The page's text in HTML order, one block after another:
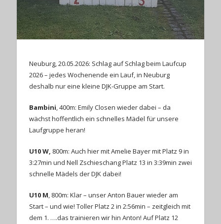
Neuburg, 20.05.2026: Schlag auf Schlag beim Laufcup
2026 – jedes Wochenende ein Lauf, in Neuburg
deshalb nur eine kleine DJK-Gruppe am Start.
Bambini, 400m: Emily Closen wieder dabei – da
wächst hoffentlich ein schnelles Mädel für unsere
Laufgruppe heran!
U10 W, 800m: Auch hier mit Amelie Bayer mit Platz 9 in
3:27min und Nell Zschieschang Platz 13 in 3:39min zwei
schnelle Mädels der DJK dabei!
U10 M, 800m: Klar – unser Anton Bauer wieder am
Start – und wie! Toller Platz 2 in 2:56min – zeitgleich mit
dem 1. ….das trainieren wir hin Anton! Auf Platz 12